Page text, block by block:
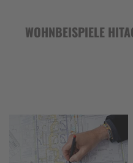
WOHNBEISPIELE